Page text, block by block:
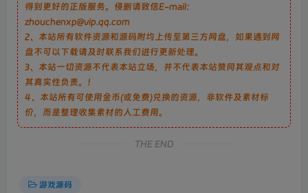
得到更好的正版服务。侵删请致信E-mail：
zhouchenxp@vip.qq.com
2、本站所有软件资源和源码附均上传至第三方网盘，如果遇到网
盘不可以下载请及时联系我们进行更新处理。
3、本站一切资源不代表本站立场，并不代表本站赞同其观点和对
其真实性负责。！
4、本站所有可使用金币(或免费)兑换的资源，非软件及素材标
价，而是整理收集素材的人工费用。
THE END
游戏源码